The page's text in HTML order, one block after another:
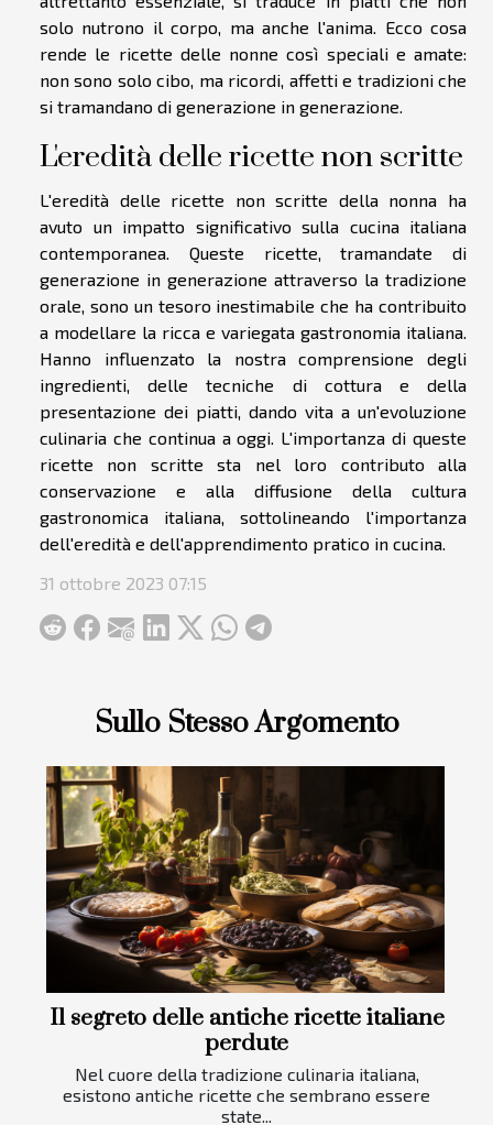
Sullo Stesso Argomento
Il segreto delle antiche ricette italiane
perdute
Nel cuore della tradizione culinaria italiana,
esistono antiche ricette che sembrano essere
state...
solo nutrono il corpo, ma anche l'anima. Ecco cosa
rende le ricette delle nonne così speciali e amate:
non sono solo cibo, ma ricordi, affetti e tradizioni che
si tramandano di generazione in generazione.
L'eredità delle ricette non scritte
L'eredità delle ricette non scritte della nonna ha
avuto un impatto significativo sulla cucina italiana
contemporanea. Queste ricette, tramandate di
generazione in generazione attraverso la tradizione
orale, sono un tesoro inestimabile che ha contribuito
a modellare la ricca e variegata gastronomia italiana.
Hanno influenzato la nostra comprensione degli
ingredienti, delle tecniche di cottura e della
presentazione dei piatti, dando vita a un'evoluzione
culinaria che continua a oggi. L'importanza di queste
ricette non scritte sta nel loro contributo alla
conservazione e alla diffusione della cultura
gastronomica italiana, sottolineando l'importanza
dell'eredità e dell'apprendimento pratico in cucina.
31 ottobre 2023 07:15